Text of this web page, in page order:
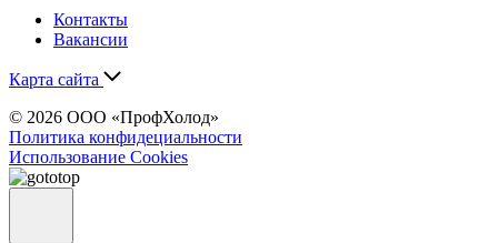
Контакты
Вакансии
Карта сайта
© 2026 ООО «ПрофХолод»
Политика конфидециальности
Использование Cookies